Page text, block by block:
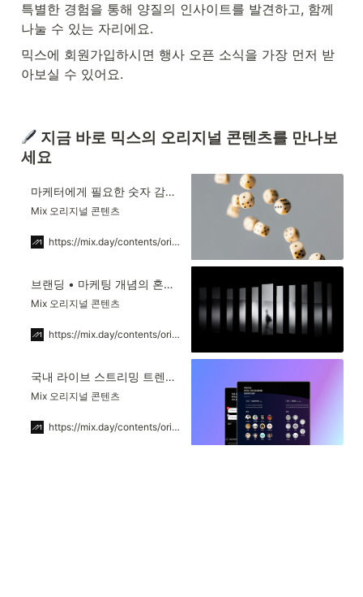
특별한 경험을 통해 양질의 인사이트를 발견하고, 함께
나눌 수 있는 자리에요.
믹스에 회원가입하시면 행사 오픈 소식을 가장 먼저 받
아보실 수 있어요.
지금 바로 믹스의 오리지널 콘텐츠를 만나보
세요
마케터에게 필요한 숫자 감각을 키우는 법 | 믹스(Mix)
Mix 오리지널 콘텐츠
https://mix.day/contents/original/2cc9bdc5-6c24-4083-95b7-08026ed7bb95
브랜딩 • 마케팅 개념의 혼용과 본질 | 믹스(Mix)
Mix 오리지널 콘텐츠
https://mix.day/contents/original/5193be10-d189-4736-9993-2d673ea62be0
국내 라이브 스트리밍 트렌드 리포트 | 믹스(Mix)
Mix 오리지널 콘텐츠
https://mix.day/contents/original/65c361d0-7117-4362-87fb-9c554d208bd6